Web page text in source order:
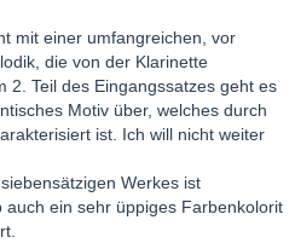
mit einer umfangreichen, vor
die von der Klarinette
2. Teil des Eingangssatzes geht es
Motiv über, welches durch
ist. Ich will nicht weiter
Werkes ist
ein sehr üppiges Farbenkolorit